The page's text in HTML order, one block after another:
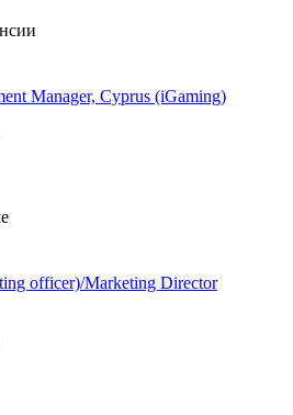
Manager, Cyprus (iGaming)
officer)/Marketing Director